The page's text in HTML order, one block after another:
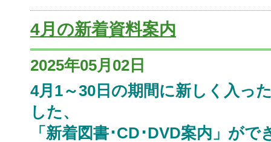
4月の新着資料案内
2025年05月02日
4月1～30日の期間に新しく入っ
した、
「新着図書･CD･DVD案内」がで